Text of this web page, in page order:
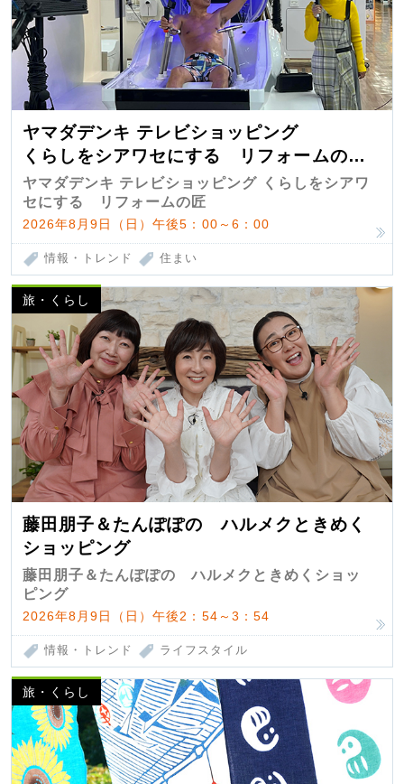
ヤマダデンキ テレビショッピング
くらしをシアワセにする リフォームの
匠 第7弾
ヤマダデンキ テレビショッピング くらしをシアワ
セにする リフォームの匠
2026年8月9日（日）午後5：00～6：00
情報・トレンド 住まい
旅・くらし
藤田朋子＆たんぽぽの ハルメクときめく
ショッピング
藤田朋子＆たんぽぽの ハルメクときめくショッ
ピング
2026年8月9日（日）午後2：54～3：54
情報・トレンド ライフスタイル
旅・くらし